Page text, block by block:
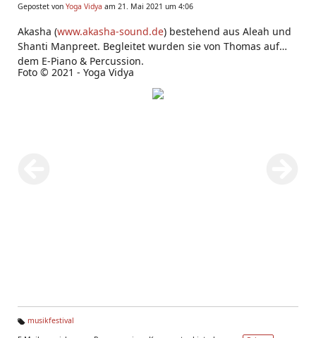
Gepostet von Yoga Vidya am 21. Mai 2021 um 4:06
Akasha (www.akasha-sound.de) bestehend aus Aleah und
Shanti Manpreet. Begleitet wurden sie von Thomas auf
dem E-Piano & Percussion.
Foto © 2021 - Yoga Vidya
musikfestival